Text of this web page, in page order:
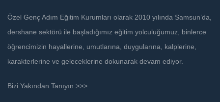
Özel Genç Adım Eğitim Kurumları olarak 2010 yılında Samsun’da,
dershane sektörü ile başladığımız eğitim yolculuğumuz, binlerce
öğrencimizin hayallerine, umutlarına, duygularına, kalplerine,
karakterlerine ve geleceklerine dokunarak devam ediyor.
Bizi Yakından Tanıyın >>>